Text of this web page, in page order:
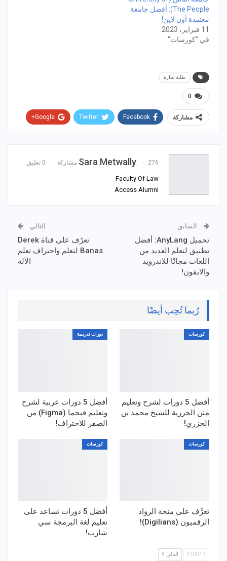
The People): أفضل جامعة
معتمدة أون لاين!
11 فبراير، 2023
في "كورسات"
طلبة تجارة
0
مشاركة Facebook
Twitter
Google+
Sara Metwally 276 مشاركة 0 تعليق
Faculty Of Law
Access Alumni
السابق
تحميل AnyLang: أفضل
تطبيق لتعلم العديد من
اللغات مجانًا للاندرويد
والايفون!
التالي
تعرّف على قناة Derek
Banas لتعلم واحتراف تعلم
الآلة
رُبما تُحِب أيضًا
كورسات
أفضل 5 دورات لشرح وتعليم
متن الجزرية للشيخ محمد بن
الجزري!
دورات تدريبية
أفضل 5 دورات عربية لشرح
وتعليم فيجما (Figma) من
الصفر للاحتراف!
كورسات
تعرَّف على منحة الرواد
الرقميون (Digilians)!
كورسات
أفضل 5 دورات تساعد على
تعليم لغة البرمجة سي
شارب!
التالي